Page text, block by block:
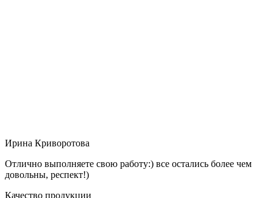
Ирина Криворотова
Отлично выполняете свою работу:) все остались более чем
довольны, респект!)
Качество продукции